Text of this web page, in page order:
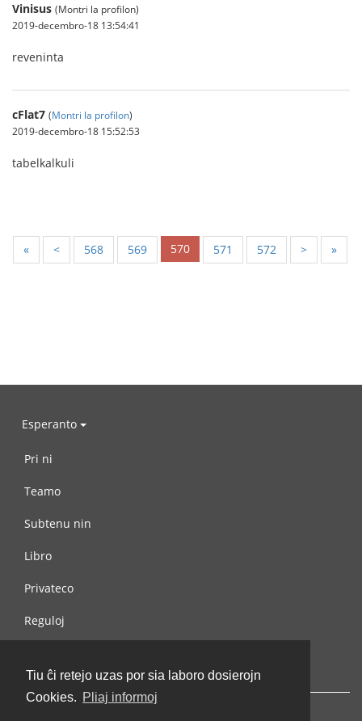
Tiu ĉi retejo uzas por sia laboro dosierojn
Cookies. Pliaj informoj
Vinisus (Montri la profilon)
2019-decembro-18 13:54:41
reveninta
cFlat7 (Montri la profilon)
2019-decembro-18 15:52:53
tabelkalkuli
« < 568 569 570 571 572 > »
Esperanto
Pri ni
Teamo
Subtenu nin
Libro
Privateco
Reguloj